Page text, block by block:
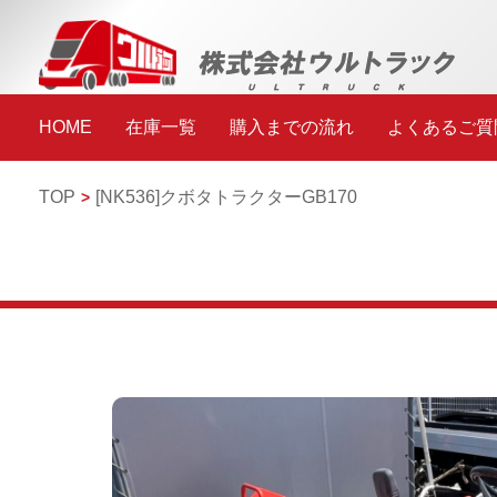
HOME 在庫一覧 購入までの流れ よくあるご
TOP [NK536] クボタ トラクターGB170